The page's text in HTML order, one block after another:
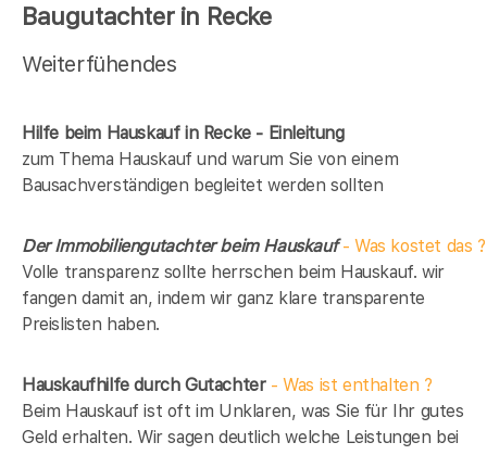
Baugutachter in Recke
Weiterfühendes
Hilfe beim Hauskauf in Recke - Einleitung
zum Thema Hauskauf und warum Sie von einem
Bausachverständigen begleitet werden sollten
Der Immobiliengutachter beim Hauskauf- Was kostet das ?
Volle transparenz sollte herrschen beim Hauskauf. wir
fangen damit an, indem wir ganz klare transparente
Preislisten haben.
Hauskaufhilfe durch Gutachter- Was ist enthalten ?
Beim Hauskauf ist oft im Unklaren, was Sie für Ihr gutes
Geld erhalten. Wir sagen deutlich welche Leistungen bei